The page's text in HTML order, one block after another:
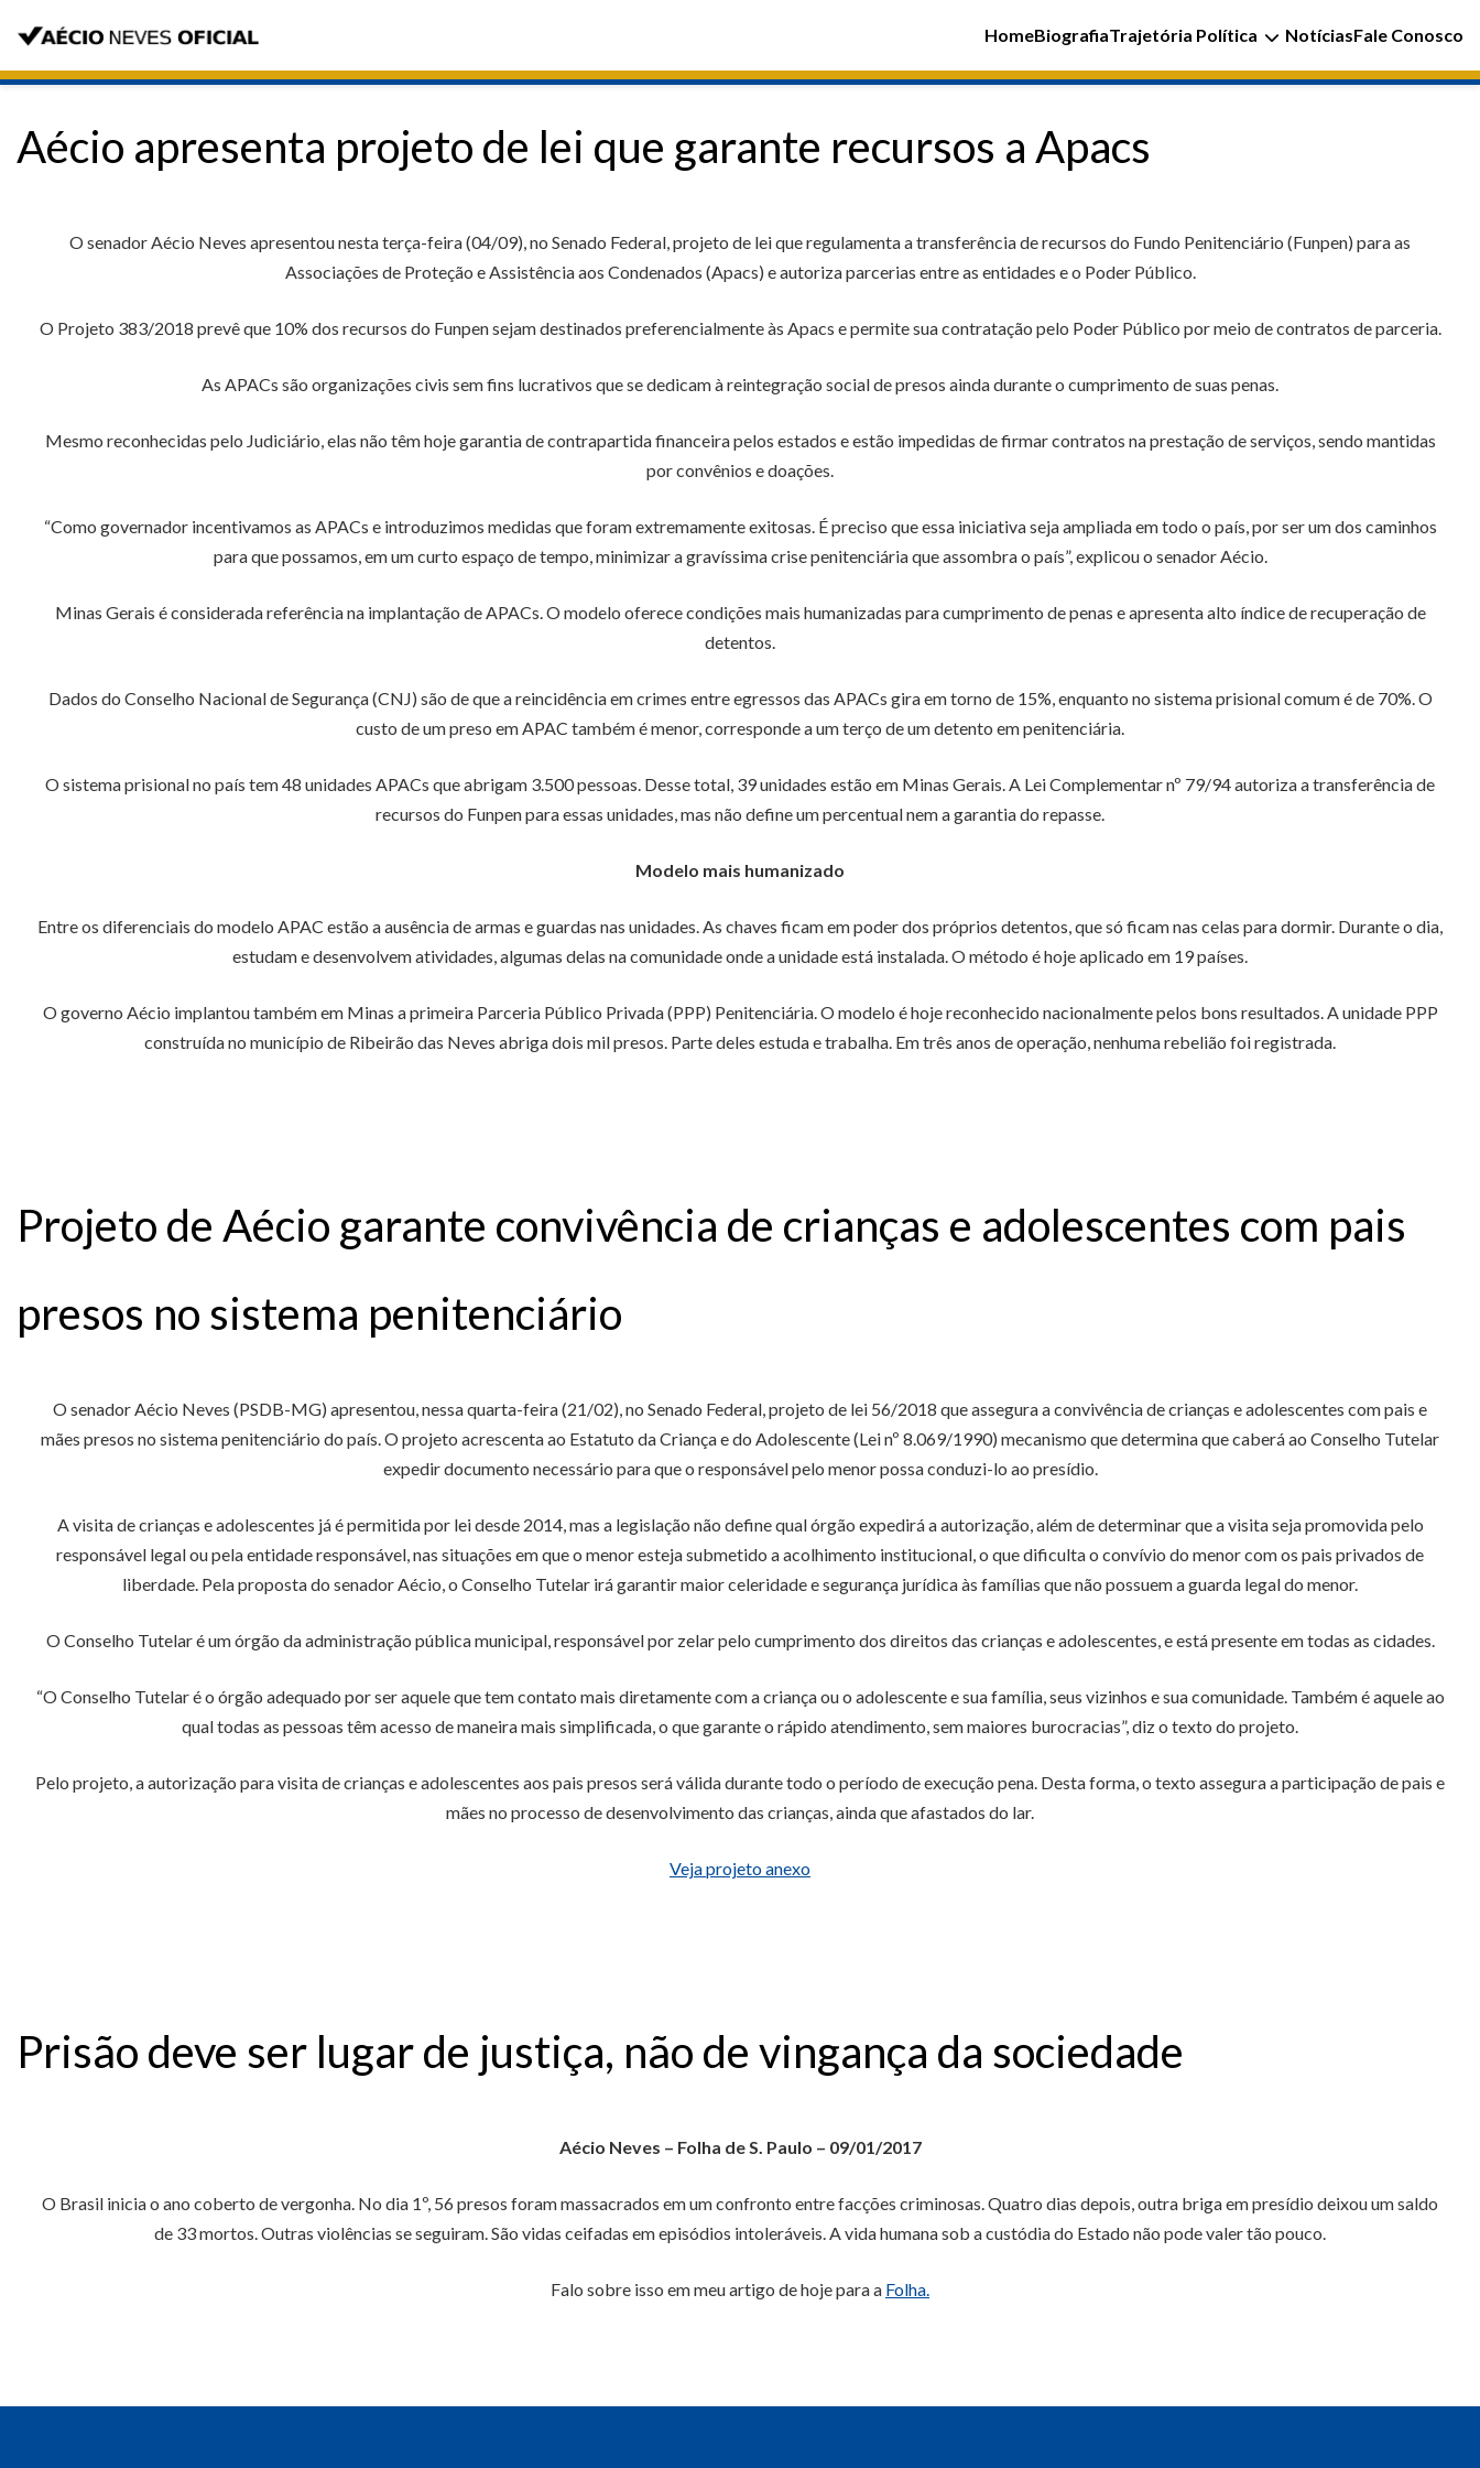
HomeBiografiaTrajetória Política NotíciasFale Conosco
Aécio apresenta projeto de lei que garante recursos a Apacs
O senador Aécio Neves apresentou nesta terça-feira (04/09), no Senado Federal, projeto de lei que regulamenta a transferência de recursos do Fundo Penitenciário (Funpen) para as
Associações de Proteção e Assistência aos Condenados (Apacs) e autoriza parcerias entre as entidades e o Poder Público.
O Projeto 383/2018 prevê que 10% dos recursos do Funpen sejam destinados preferencialmente às Apacs e permite sua contratação pelo Poder Público por meio de contratos de parceria.
As APACs são organizações civis sem fins lucrativos que se dedicam à reintegração social de presos ainda durante o cumprimento de suas penas.
Mesmo reconhecidas pelo Judiciário, elas não têm hoje garantia de contrapartida financeira pelos estados e estão impedidas de firmar contratos na prestação de serviços, sendo mantidas
por convênios e doações.
“Como governador incentivamos as APACs e introduzimos medidas que foram extremamente exitosas. É preciso que essa iniciativa seja ampliada em todo o país, por ser um dos caminhos
para que possamos, em um curto espaço de tempo, minimizar a gravíssima crise penitenciária que assombra o país”, explicou o senador Aécio.
Minas Gerais é considerada referência na implantação de APACs. O modelo oferece condições mais humanizadas para cumprimento de penas e apresenta alto índice de recuperação de
detentos.
Dados do Conselho Nacional de Segurança (CNJ) são de que a reincidência em crimes entre egressos das APACs gira em torno de 15%, enquanto no sistema prisional comum é de 70%. O
custo de um preso em APAC também é menor, corresponde a um terço de um detento em penitenciária.
O sistema prisional no país tem 48 unidades APACs que abrigam 3.500 pessoas. Desse total, 39 unidades estão em Minas Gerais. A Lei Complementar nº 79/94 autoriza a transferência de
recursos do Funpen para essas unidades, mas não define um percentual nem a garantia do repasse.
Modelo mais humanizado
Entre os diferenciais do modelo APAC estão a ausência de armas e guardas nas unidades. As chaves ficam em poder dos próprios detentos, que só ficam nas celas para dormir. Durante o dia,
estudam e desenvolvem atividades, algumas delas na comunidade onde a unidade está instalada. O método é hoje aplicado em 19 países.
O governo Aécio implantou também em Minas a primeira Parceria Público Privada (PPP) Penitenciária. O modelo é hoje reconhecido nacionalmente pelos bons resultados. A unidade PPP
construída no município de Ribeirão das Neves abriga dois mil presos. Parte deles estuda e trabalha. Em três anos de operação, nenhuma rebelião foi registrada.
Projeto de Aécio garante convivência de crianças e adolescentes com pais
presos no sistema penitenciário
O senador Aécio Neves (PSDB-MG) apresentou, nessa quarta-feira (21/02), no Senado Federal, projeto de lei 56/2018 que assegura a convivência de crianças e adolescentes com pais e
mães presos no sistema penitenciário do país. O projeto acrescenta ao Estatuto da Criança e do Adolescente (Lei nº 8.069/1990) mecanismo que determina que caberá ao Conselho Tutelar
expedir documento necessário para que o responsável pelo menor possa conduzi-lo ao presídio.
A visita de crianças e adolescentes já é permitida por lei desde 2014, mas a legislação não define qual órgão expedirá a autorização, além de determinar que a visita seja promovida pelo
responsável legal ou pela entidade responsável, nas situações em que o menor esteja submetido a acolhimento institucional, o que dificulta o convívio do menor com os pais privados de
liberdade. Pela proposta do senador Aécio, o Conselho Tutelar irá garantir maior celeridade e segurança jurídica às famílias que não possuem a guarda legal do menor.
O Conselho Tutelar é um órgão da administração pública municipal, responsável por zelar pelo cumprimento dos direitos das crianças e adolescentes, e está presente em todas as cidades.
“O Conselho Tutelar é o órgão adequado por ser aquele que tem contato mais diretamente com a criança ou o adolescente e sua família, seus vizinhos e sua comunidade. Também é aquele ao
qual todas as pessoas têm acesso de maneira mais simplificada, o que garante o rápido atendimento, sem maiores burocracias”, diz o texto do projeto.
Pelo projeto, a autorização para visita de crianças e adolescentes aos pais presos será válida durante todo o período de execução pena. Desta forma, o texto assegura a participação de pais e
mães no processo de desenvolvimento das crianças, ainda que afastados do lar.
Veja projeto anexo
Prisão deve ser lugar de justiça, não de vingança da sociedade
Aécio Neves – Folha de S. Paulo – 09/01/2017
O Brasil inicia o ano coberto de vergonha. No dia 1º, 56 presos foram massacrados em um confronto entre facções criminosas. Quatro dias depois, outra briga em presídio deixou um saldo
de 33 mortos. Outras violências se seguiram. São vidas ceifadas em episódios intoleráveis. A vida humana sob a custódia do Estado não pode valer tão pouco.
Falo sobre isso em meu artigo de hoje para a Folha.